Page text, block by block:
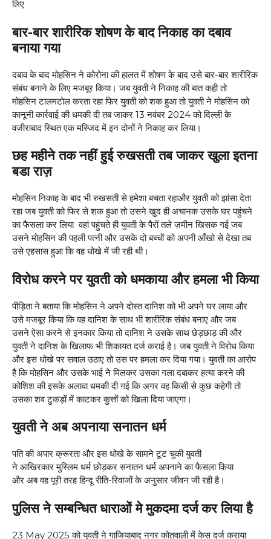
लिए
बार-बार शारीरिक शोषण के बाद निकाह का दबाव
बनाया गया
दबाव के बाद मोहसिन ने कोरोना की हालत में शोषण के बाद उसे बार-बार शारीरिक
संबंध बनाने के लिए मजबूर किया। जब युवती ने निकाह की बात कही तो
मोहसिन टालमटोल करता रहा फिर युवती को शक हुआ तो युवती ने मोहसिन को
कानूनी कार्रवाई की धमकी दी तब जाकर 13 नवंबर 2024 को दिल्ली के
वजीराबाद स्थित एक मस्जिद में इन दोनों ने निकाह कर लिया।
छह महीने तक नहीं हुई रुखसती तब जाकर खुला इतना
बडा राज़
मोहसिन निकाह के बाद भी रुखसती से हमेशा बचता रहाऔर युवती को झांसा देता
रहा जब युवती को फिर से शक हुआ तो उसने खुद ही अचानक उसके घर पहुंचने
का फैसला कर लिया वहां पहुंचते ही युवती के पैरों तले ज़मीन खिसक गई जब
उसने मोहसिन की पहली पत्नी और उसके दो बच्चों को अपनी आँखो से देखा तब
उसे एहसास हुआ कि वह धोखे में जी रही थी।
विरोध करने पर युवती को धमकाया और हमला भी किया
पीड़िता ने बताया कि मोहसिन ने अपने दोस्त दानिश को भी अपने घर लाया और
उसे मजबूर किया कि वह दानिश के साथ भी शारीरिक संबंध बनाए और जब
उसने ऐसा करने से इनकार किया तो दानिश ने उसके साथ छेड़छाड़ की और
युवती ने दानिश के खिलाफ भी शिकायत दर्ज कराई है। जब युवती ने विरोध किया
और इस धोखे पर सवाल उठाए तो उस पर हमला कर दिया गया। युवती का आरोप
है कि मोहसिन और उसके भाई ने मिलकर उसका गला दबाकर हत्या करने की
कोशिश की इसके अलावा धमकी दी गई कि अगर वह किसी से कुछ कहेगी तो
उसका शव टुकड़ों में काटकर कुत्तों को खिला दिया जाएगा।
युवती ने अब अपनाया सनातन धर्म
पति की अपार क्रूरता और इस धोखे के सामने टूट चुकी युवती
ने आखिरकार मुस्लिम धर्म छोड़कर सनातन धर्म अपनाने का फैसला किया
और अब वह पूरी तरह हिन्दू रीति-रिवाजों के अनुसार जीवन जी रही है।
पुलिस ने सम्बन्धित धाराओं मे मुकदमा दर्ज कर लिया है
23 May 2025 को युवती ने गाजियाबाद नगर कोतवाली में केस दर्ज कराया